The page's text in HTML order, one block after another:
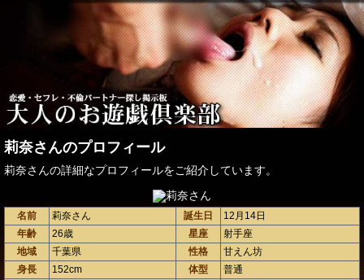
莉奈さんのプロフィール
莉奈さんの詳細なプロフィールをご紹介しています。
名前 莉奈さん 誕生日
12月14日
年齢
26歳 星座
射手座
地域
千葉県 性格
甘えん坊
身長
152cm 体型
普通